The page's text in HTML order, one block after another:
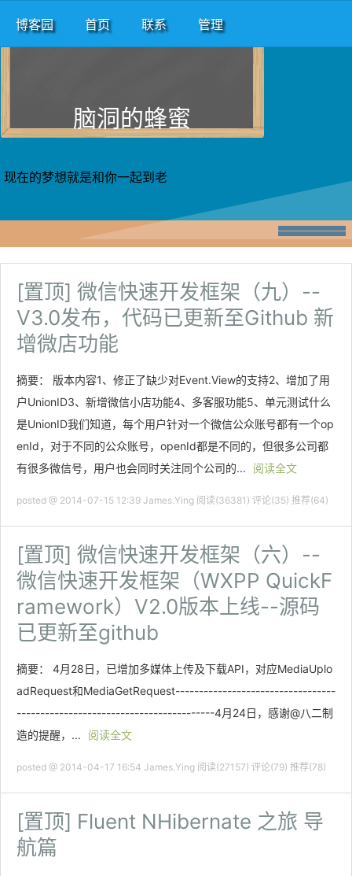
脑洞的蜂蜜
现在的梦想就是和你一起到老
博客园 首页 联系 管理
[置顶] 微信快速开发框架（九）--
V3.0发布，代码已更新至Github 新
增微店功能
摘要： 版本内容1、修正了缺少对Event.View的支持2、增加了用
户UnionID3、新增微信小店功能4、多客服功能5、单元测试什么
是UnionID我们知道，每个用户针对一个微信公众账号都有一个op
enId，对于不同的公众账号，openId都是不同的，但很多公司都
有很多微信号，用户也会同时关注同个公司的...
阅读全文
posted @ 2014-07-15 12:39 James.Ying 阅读(36381) 评论(35) 推荐(64)
[置顶] 微信快速开发框架（六）--
微信快速开发框架（WXPP QuickF
ramework）V2.0版本上线--源码
已更新至github
摘要： 4月28日，已增加多媒体上传及下载API，对应MediaUplo
adRequest和MediaGetRequest----------------------------------
------------------------------------------4月24日，感谢@八二制
造的提醒，...
阅读全文
posted @ 2014-04-17 16:54 James.Ying 阅读(27157) 评论(79) 推荐(78)
[置顶] Fluent NHibernate 之旅 导
航篇